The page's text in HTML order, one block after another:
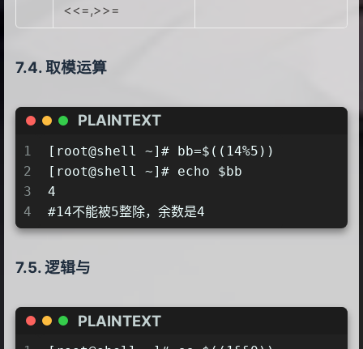
<<=,>>=
取模运算
PLAINTEXT
1
2
3
4
[root@shell ~]# bb=$((14%5))
[root@shell ~]# echo $bb
4
#14不能被5整除，余数是4
逻辑与
PLAINTEXT